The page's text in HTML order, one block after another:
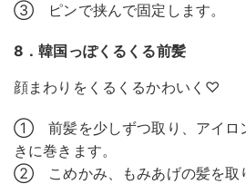
③ ピンで挟んで固定します。
8．韓国っぽくるくる前髪
顔まわりをくるくるかわいく♡
① 前髪を少しずつ取り、アイロ
きに巻きます。
② こめかみ、もみあげの髪を取